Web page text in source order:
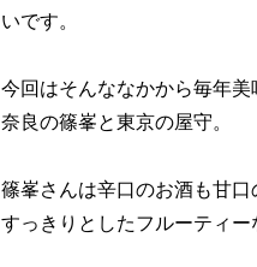
いです。
今回はそんななかから毎年美
奈良の篠峯と東京の屋守。
篠峯さんは辛口のお酒も甘口
すっきりとしたフルーティー